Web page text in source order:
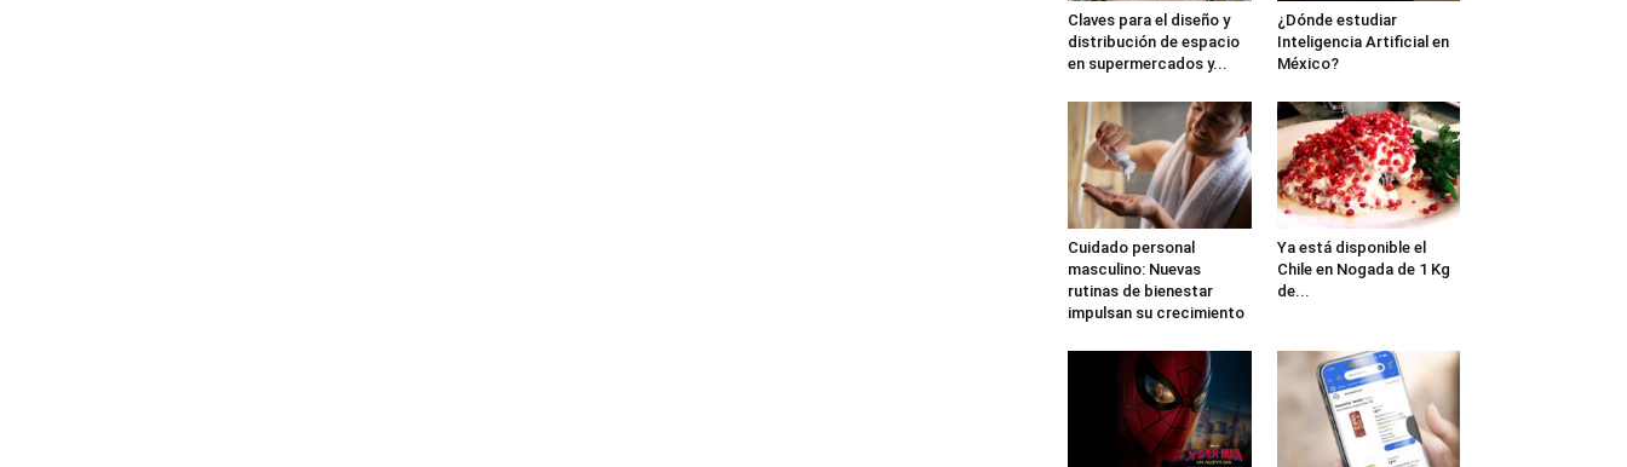
Claves para el diseño y
distribución de espacio
en supermercados y...
¿Dónde estudiar
Inteligencia Artificial en
México?
Cuidado personal
masculino: Nuevas
rutinas de bienestar
impulsan su crecimiento
Ya está disponible el
Chile en Nogada de 1 Kg
de...